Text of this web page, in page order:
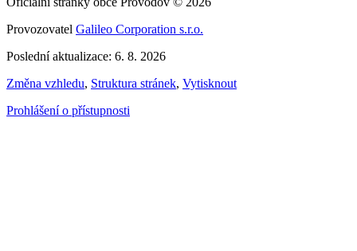
Provozovatel Galileo Corporation s.r.o.
Poslední aktualizace: 6. 8. 2026
Změna vzhledu, Struktura stránek, Vytisknout
Prohlášení o přístupnosti